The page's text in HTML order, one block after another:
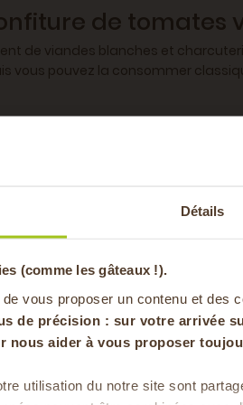
Détails
(comme les gâteaux !).
vous proposer un contenu et des
de précision : sur votre arrivée
nous aider à vous proposer
utilisation du notre site sont
de tomates
de viandes blanches et
vous pouvez la consommer
acide gras saturés: 0g, Glucides: